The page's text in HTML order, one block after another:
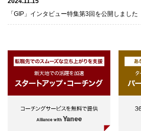
「GIP」インタビュー特集第3回を公開しました